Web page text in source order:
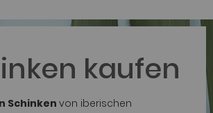
kaufen
Schinken von iberischen